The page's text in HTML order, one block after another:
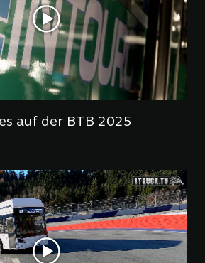
auf der BTB 2025